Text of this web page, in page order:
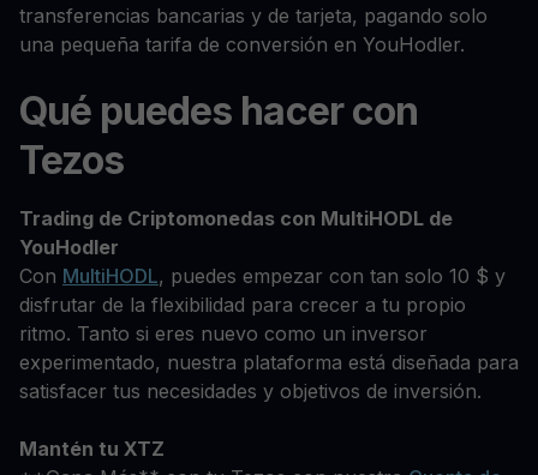
transferencias bancarias y de tarjeta, pagando solo
una pequeña tarifa de conversión en YouHodler.
Qué puedes hacer con
Tezos
Trading de Criptomonedas con MultiHODL de
YouHodler
Con MultiHODL, puedes empezar con tan solo 10 $ y
disfrutar de la flexibilidad para crecer a tu propio
ritmo. Tanto si eres nuevo como un inversor
experimentado, nuestra plataforma está diseñada para
satisfacer tus necesidades y objetivos de inversión.
Mantén tu XTZ